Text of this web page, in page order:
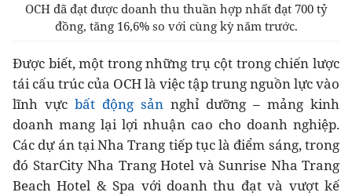
OCH đã đạt được doanh thu thuần hợp nhất đạt 700 tỷ
đồng, tăng 16,6% so với cùng kỳ năm trước.
Được biết, một trong những trụ cột trong chiến lược
tái cấu trúc của OCH là việc tập trung nguồn lực vào
lĩnh vực bất động sản nghỉ dưỡng – mảng kinh
doanh mang lại lợi nhuận cao cho doanh nghiệp.
Các dự án tại Nha Trang tiếp tục là điểm sáng, trong
đó StarCity Nha Trang Hotel và Sunrise Nha Trang
Beach Hotel & Spa với doanh thu đạt và vượt kế